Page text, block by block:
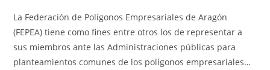
laLa Federación de Polígonos Empresariales de Aragón
(FEPEA) tiene como fines entre otros los de representar a
sus miembros ante las Administraciones públicas para
planteamientos comunes de los polígonos empresariales…